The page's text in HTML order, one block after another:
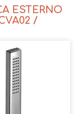
ESTERNO
/